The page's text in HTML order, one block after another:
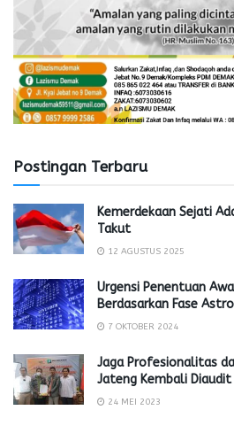
Postingan Terbaru
Kemerdekaan Sejati
Takut
12 AGUSTUS 2025
Urgensi Penentuan
Berdasarkan Fase
7 OKTOBER 2024
Jaga Profesionalitas
Jateng Kembali Diaudit
24 MEI 2023